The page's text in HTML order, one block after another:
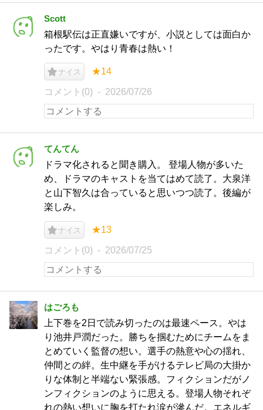
Scott
箱根駅伝は正直嫌いですが、小説としては面白か
ったです。やはり青春は熱い！
ナイス ★14
コメント(0) 2026/07/26
てんてん
ドラマ化されると聞き購入。 登場人物が多いた
め、ドラマのキャストを当てはめて読了。大泉洋
と山下智久は合っていると思いつつ読了。後編が
楽しみ。
ナイス ★13
コメント(0) 2026/07/25
はごろも
上下巻を2日で読み切ったのは最速ペース。やは
り池井戸潤だった。勝ちを掴むためにチームをま
とめていく監督の想い。選手の熱意や心の揺れ、
仲間との絆。生中継を手がけるテレビ局の大掛か
りな体制と半端ない緊張感。フィクションだがノ
ンフィクションのように思える。登場人物それぞ
れの熱い想いに胸を打たれ涙が滲んだ。エネルギ